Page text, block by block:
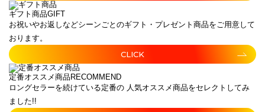
ギフト商品GIFT
お祝いやお返しなどシーンごとのギフト・プレゼント商品をご用意して
おります。
CLICK
定番オススメ商品 RECOMMEND
ロングセラーを続けている定番の 人気オススメ商品をセレクトしてみ
ました!!